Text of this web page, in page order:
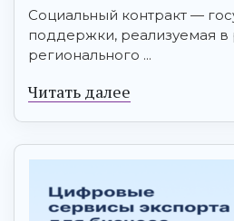
Социальный контракт —
поддержки, реализуемая в
регионального ...
Читать далее